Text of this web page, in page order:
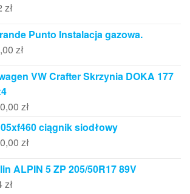
zł
Punto Instalacja gazowa.
zł
VW Crafter Skrzynia DOKA 177
zł
ciągnik siodłowy
zł
ALPIN 5 ZP 205/50R17 89V
zł